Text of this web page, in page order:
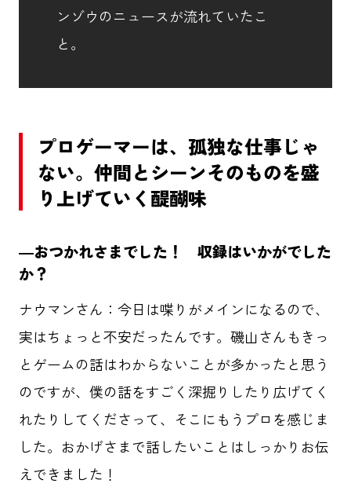
ンゾウのニュースが流れていたこ
と。
プロゲーマーは、孤独な仕事じゃ
ない。仲間とシーンそのものを盛
り上げていく醍醐味
―おつかれさまでした！ 収録はいかがでした
か？
ナウマンさん：今日は喋りがメインになるので、
実はちょっと不安だったんです。磯山さんもきっ
とゲームの話はわからないことが多かったと思う
のですが、僕の話をすごく深掘りしたり広げてく
れたりしてくださって、そこにもうプロを感じま
した。おかげさまで話したいことはしっかりお伝
えできました！